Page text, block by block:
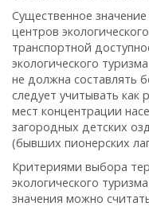
Существенное
центров
транспортной
экологического
не должна составлять
следует учитывать
мест концентрации
загородных детских
(бывших пионерских
Критериями выбора
экологического
значения можно